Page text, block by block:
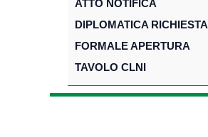
ATTO NOTIFICA
DIPLOMATICA RICHIESTA
FORMALE APERTURA
TAVOLO CLNI